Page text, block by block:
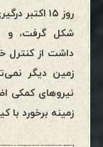
روز ۱۵
شکل گرفت، و
داشت از کنترل
زمین دیگر
نیروهای کمکی
زمینه برخورد با